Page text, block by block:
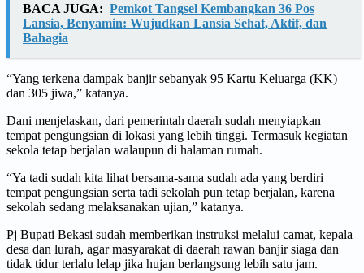
BACA JUGA: Pemkot Tangsel Kembangkan 36 Pos
Lansia, Benyamin: Wujudkan Lansia Sehat, Aktif, dan
Bahagia
“Yang terkena dampak banjir sebanyak 95 Kartu Keluarga (KK)
dan 305 jiwa,” katanya.
Dani menjelaskan, dari pemerintah daerah sudah menyiapkan
tempat pengungsian di lokasi yang lebih tinggi. Termasuk kegiatan
sekola tetap berjalan walaupun di halaman rumah.
“Ya tadi sudah kita lihat bersama-sama sudah ada yang berdiri
tempat pengungsian serta tadi sekolah pun tetap berjalan, karena
sekolah sedang melaksanakan ujian,” katanya.
Pj Bupati Bekasi sudah memberikan instruksi melalui camat, kepala
desa dan lurah, agar masyarakat di daerah rawan banjir siaga dan
tidak tidur terlalu lelap jika hujan berlangsung lebih satu jam.